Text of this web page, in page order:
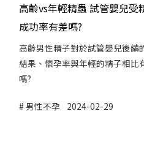
高齡vs年輕精蟲 試管嬰兒受
成功率有差嗎?
高齡男性精子對於試管嬰兒後續
結果、懷孕率與年輕的精子相比
嗎?
男性不孕 2024-02-29